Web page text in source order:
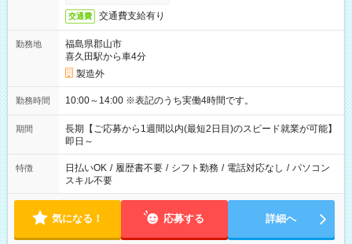
交通費 交通費支給有り
勤務地
福島県郡山市
喜久田駅から車4分
製造外
勤務時間 10:00～14:00 ※表記のうち実働4時間です。
期間
長期【ご応募から1週間以内(最短2日目)のスピード就業が可能】
即日～
特徴 日払いOK / 履歴書不要 / シフト勤務 / 電話対応なし / パソコン
スキル不要
気になる！ 応募する 詳細へ